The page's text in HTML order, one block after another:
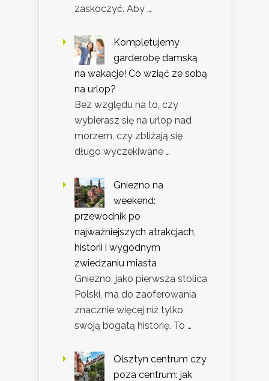
zaskoczyć. Aby …
Kompletujemy
garderobę damską
na wakacje! Co wziąć ze sobą
na urlop?
Bez względu na to, czy
wybierasz się na urlop nad
morzem, czy zbliżają się
długo wyczekiwane …
Gniezno na
weekend:
przewodnik po
najważniejszych atrakcjach,
historii i wygodnym
zwiedzaniu miasta
Gniezno, jako pierwsza stolica
Polski, ma do zaoferowania
znacznie więcej niż tylko
swoją bogatą historię. To …
Olsztyn centrum czy
poza centrum: jak